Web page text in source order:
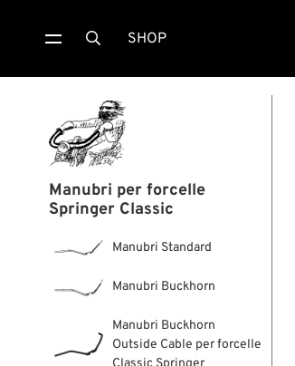
 SHOP
Manubri per forcelle
Springer Classic
Manubri Standard
Manubri Buckhorn
Manubri Buckhorn
Outside Cable per forcelle